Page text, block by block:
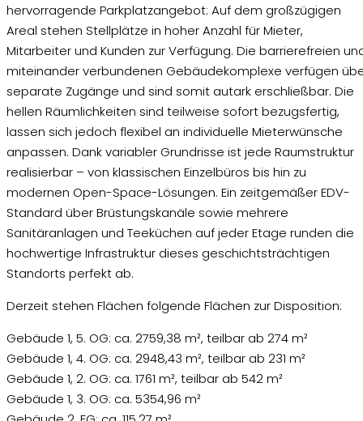
hervorragende Parkplatzangebot: Auf dem großzügigen
Areal stehen Stellplätze in hoher Anzahl für Mieter,
Mitarbeiter und Kunden zur Verfügung. Die barrierefreien
miteinander verbundenen Gebäudekomplexe verfügen
separate Zugänge und sind somit autark erschließbar. Die
hellen Räumlichkeiten sind teilweise sofort bezugsfertig,
lassen sich jedoch flexibel an individuelle Mieterwünsche
anpassen. Dank variabler Grundrisse ist jede Raumstruktur
realisierbar – von klassischen Einzelbüros bis hin zu
modernen Open-Space-Lösungen. Ein zeitgemäßer EDV-
Standard über Brüstungskanäle sowie mehrere
Sanitäranlagen und Teeküchen auf jeder Etage runden die
hochwertige Infrastruktur dieses geschichtsträchtigen
Standorts perfekt ab.
Derzeit stehen Flächen folgende Flächen zur Disposition:
Gebäude 1, 5. OG: ca. 2759,38 m², teilbar ab 274 m²
Gebäude 1, 4. OG: ca. 2948,43 m², teilbar ab 231 m²
Gebäude 1, 2. OG: ca. 1761 m², teilbar ab 542 m²
Gebäude 1, 3. OG: ca. 5354,96 m²